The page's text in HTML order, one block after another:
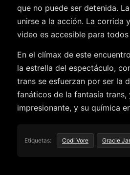
que no puede ser detenida.
unirse a la acción. La corrida
video es accesible para
En el clímax de este
la estrella del espectáculo,
trans se esfuerzan por ser la
fanáticos de la fantasía trans,
impresionante, y su química
Etiquetas: Codi Vore Gracie